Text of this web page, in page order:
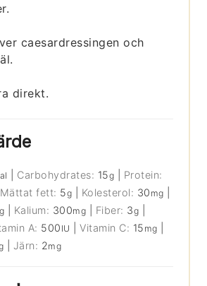
caesardressingen och
direkt.
Carbohydrates: 15g
Protein:
Mättat fett: 5g Kolesterol: 30 mg
Kalium: 300mg Fiber: 3g
A: 500 IU |Vitamin C: 15 mg
Järn: 2mg